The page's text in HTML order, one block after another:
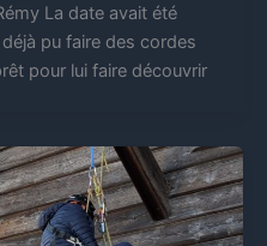
La date avait été
pu faire des cordes
pour lui faire découvrir